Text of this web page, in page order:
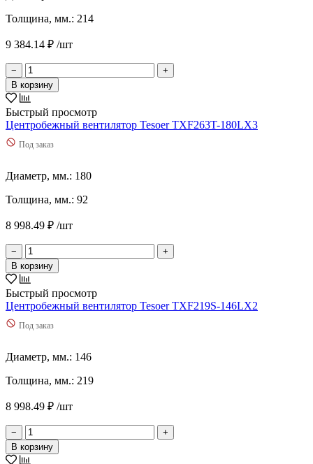
Толщина, мм.: 214
9 384.14 ₽ /шт
−
+
В корзину
Быстрый просмотр
Центробежный вентилятор Tesoer TXF263T-180LX3
Под заказ
Диаметр, мм.: 180
Толщина, мм.: 92
8 998.49 ₽ /шт
−
+
В корзину
Быстрый просмотр
Центробежный вентилятор Tesoer TXF219S-146LX2
Под заказ
Диаметр, мм.: 146
Толщина, мм.: 219
8 998.49 ₽ /шт
−
+
В корзину